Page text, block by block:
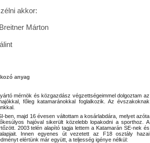
akkor:
Márton
anyag
mérnök és közgazdász végzettségeimmel dolgoztam az
főleg katamaránokkal foglalkozik. Az évszakoknak
majd 16 évesen váltottam a kosárlabdára, melyet azóta
hajóval sikerült közelebb lopakodni a sporthoz. A
2003 telén alapító tagja lettem a Katamarán SE-nek és
Innen egyenes út vezetett az F18 osztály hazai
elértünk már együtt, a teljesség igénye nélkül: